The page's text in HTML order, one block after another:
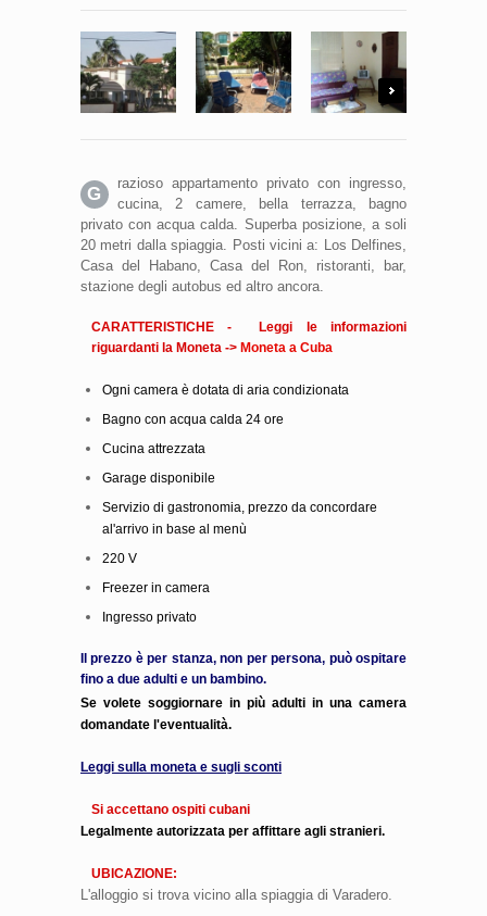
G
razioso appartamento privato con ingresso,
cucina, 2 camere, bella terrazza, bagno
privato con acqua calda. Superba posizione, a soli
20 metri dalla spiaggia. Posti vicini a: Los Delfines,
Casa del Habano, Casa del Ron, ristoranti, bar,
stazione degli autobus ed altro ancora.
CARATTERISTICHE - Leggi le informazioni
riguardanti la Moneta -> Moneta a Cuba
Ogni camera è dotata di aria condizionata
Bagno con acqua calda 24 ore
Cucina attrezzata
Garage disponibile
Servizio di gastronomia, prezzo da concordare
al'arrivo in base al menù
220 V
Freezer in camera
Ingresso privato
Il prezzo è per stanza, non per persona, può ospitare
fino a due adulti e un bambino.
Se volete soggiornare in più adulti in una camera
domandate l'eventualità.
Leggi sulla moneta e sugli sconti
Si accettano ospiti cubani
Legalmente autorizzata per affittare agli stranieri.
UBICAZIONE:
L'alloggio si trova vicino alla spiaggia di Varadero.